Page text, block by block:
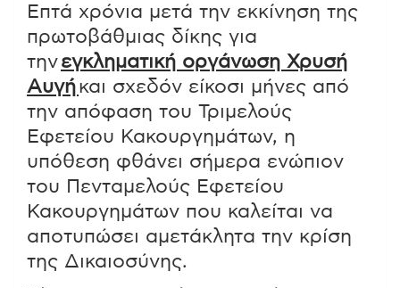
Επτά χρόνια μετά την εκκίνηση της
πρωτοβάθμιας δίκης για
τηνεγκληματική οργάνωση Χρυσή
Αυγήκαι σχεδόν είκοσι μήνες από
την απόφαση του Τριμελούς
Εφετείου Κακουργημάτων, η
υπόθεση φθάνει σήμερα ενώπιον
του Πενταμελούς Εφετείου
Κακουργημάτων που καλείται να
αποτυπώσει αμετάκλητα την κρίση
της Δικαιοσύνης.